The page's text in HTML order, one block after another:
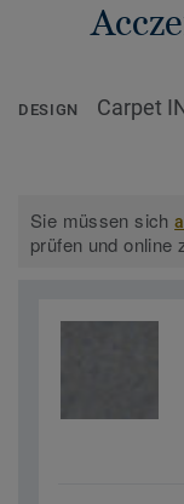
DESIGN Carpet
Sie müssen sich
prüfen und online